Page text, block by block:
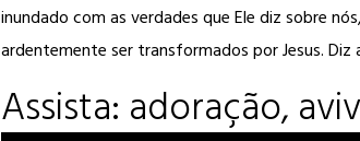
inundado com as verdades que Ele diz sobre
ardentemente ser transformados por Jesus.
Assista: adoração,